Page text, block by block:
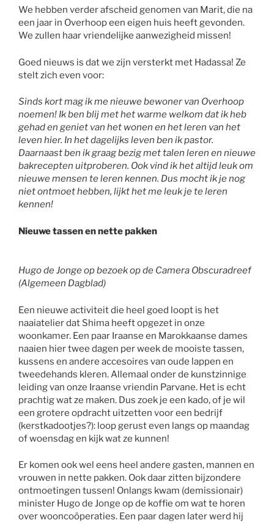
We hebben verder afscheid genomen van Marit, die na
een jaar in Overhoop een eigen huis heeft gevonden.
We zullen haar vriendelijke aanwezigheid missen!
Goed nieuws is dat we zijn versterkt met Hadassa! Ze
stelt zich even voor:
Sinds kort mag ik me nieuwe bewoner van Overhoop
noemen! Ik ben blij met het warme welkom dat ik heb
gehad en geniet van het wonen en het leren van het
leven hier. In het dagelijks leven ben ik pastor.
Daarnaast ben ik graag bezig met talen leren en nieuwe
bakrecepten uitproberen. Ook vind ik het altijd leuk om
nieuwe mensen te leren kennen. Dus mocht ik je nog
niet ontmoet hebben, lijkt het me leuk je te leren
kennen!
Nieuwe tassen en nette pakken
Hugo de Jonge op bezoek op de Camera Obscuradreef
(Algemeen Dagblad)
Een nieuwe activiteit die heel goed loopt is het
naaiatelier dat Shima heeft opgezet in onze
woonkamer. Een paar Iraanse en Marokkaanse dames
naaien hier twee dagen per week de mooiste tassen,
kussens en andere accesoires van oude lappen en
tweedehands kleren. Allemaal onder de kunstzinnige
leiding van onze Iraanse vriendin Parvane. Het is echt
prachtig wat ze maken. Dus zoek je een kado, of je wil
een grotere opdracht uitzetten voor een bedrijf
(kerstkadootjes?): loop gerust even langs op maandag
of woensdag en kijk wat ze kunnen!
Er komen ook wel eens heel andere gasten, mannen en
vrouwen in nette pakken. Ook daar zitten bijzondere
ontmoetingen tussen! Onlangs kwam (demissionair)
minister Hugo de Jonge op de koffie om wat te horen
over wooncoöperaties. Een paar dagen later werd hij